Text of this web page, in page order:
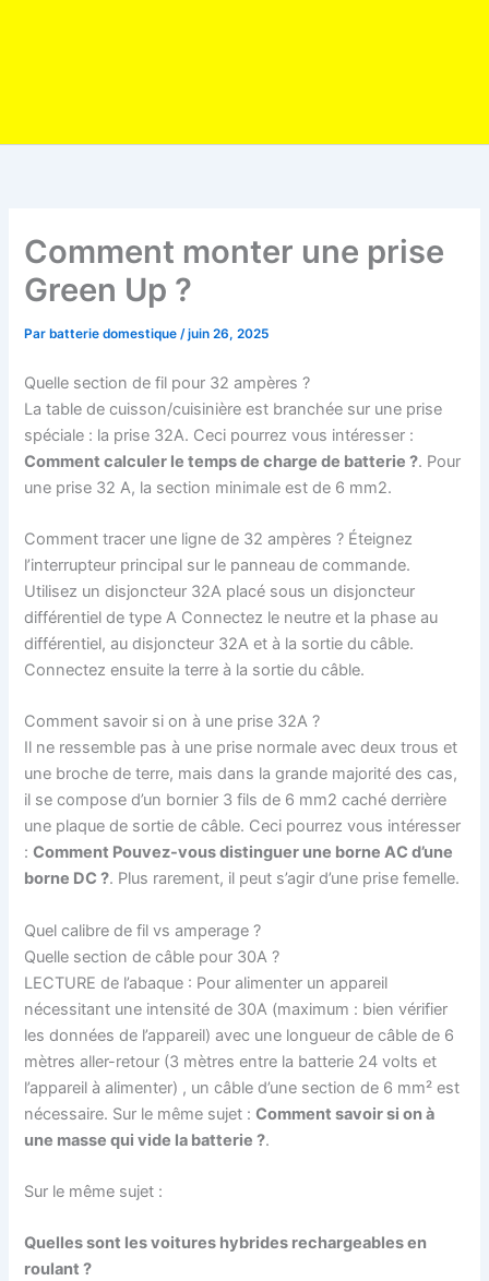
Comment monter une prise
Green Up ?
Par batterie domestique/juin 26, 2025
Quelle section de fil pour 32 ampères ?
La table de cuisson/cuisinière est branchée sur une prise
spéciale : la prise 32A. Ceci pourrez vous intéresser :
Comment calculer le temps de charge de batterie ?. Pour
une prise 32 A, la section minimale est de 6 mm2.
Comment tracer une ligne de 32 ampères ? Éteignez
l’interrupteur principal sur le panneau de commande.
Utilisez un disjoncteur 32A placé sous un disjoncteur
différentiel de type A Connectez le neutre et la phase au
différentiel, au disjoncteur 32A et à la sortie du câble.
Connectez ensuite la terre à la sortie du câble.
Comment savoir si on à une prise 32A ?
Il ne ressemble pas à une prise normale avec deux trous et
une broche de terre, mais dans la grande majorité des cas,
il se compose d’un bornier 3 fils de 6 mm2 caché derrière
une plaque de sortie de câble. Ceci pourrez vous intéresser
:Comment Pouvez-vous distinguer une borne AC d’une
borne DC ?. Plus rarement, il peut s’agir d’une prise femelle.
Quel calibre de fil vs amperage ?
Quelle section de câble pour 30A ?
LECTURE de l’abaque : Pour alimenter un appareil
nécessitant une intensité de 30A (maximum : bien vérifier
les données de l’appareil) avec une longueur de câble de 6
mètres aller-retour (3 mètres entre la batterie 24 volts et
l’appareil à alimenter) , un câble d’une section de 6 mm² est
nécessaire. Sur le même sujet :Comment savoir si on à
une masse qui vide la batterie ?.
Sur le même sujet :
Quelles sont les voitures hybrides rechargeables en
roulant ?